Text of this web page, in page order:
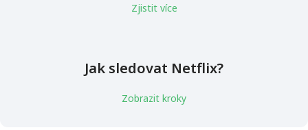
Zjistit více
Jak sledovat Netflix?
Zobrazit kroky